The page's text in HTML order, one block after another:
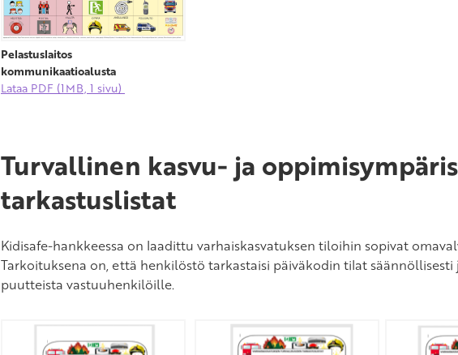
Pelastuslaitos
kommunikaatioalusta
Lataa PDF (1MB, 1 sivu)
Turvallinen kasvu- ja
tarkastuslistat
Kidisafe-hankkeessa on laadittu varhaiskasvatuksen tiloihin sopivat
Tarkoituksena on, että henkilöstö tarkastaisi päiväkodin tilat
puutteista vastuuhenkilöille.